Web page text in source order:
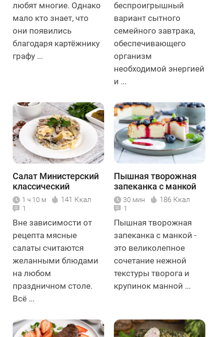
любят многие. Однако
мало кто знает, что
они появились
благодаря картёжнику
графу ...
беспроигрышный
вариант сытного
семейного завтрака,
обеспечивающего
организм
необходимой энергией
и ...
Салат Министерский
классический
1 ч 10 м 141 Ккал
1
Вне зависимости от
рецепта мясные
салаты считаются
желанными блюдами
на любом
праздничном столе.
Всё ...
Пышная творожная
запеканка с манкой
30 мин 186 Ккал
1
Пышная творожная
запеканка с манкой -
это великолепное
сочетание нежной
текстуры творога и
крупинок манной ...